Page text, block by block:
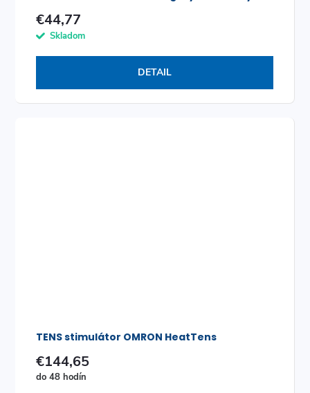
€44,77
Skladom
DETAIL
TENS stimulátor OMRON HeatTens
€144,65
do 48 hodín